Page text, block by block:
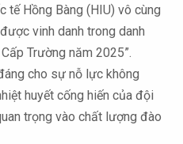
tế Hồng Bàng (HIU) vô cùng
vinh danh trong danh
Trường năm 2025”.
cho sự nỗ lực không
huyết cống hiến của đội
trọng vào chất lượng đào